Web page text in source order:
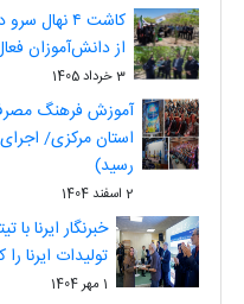
کاشت ۴
از دانش‌آموزان
3 خرداد 1405
آموزش فرهنگ
استان مرکزی/
رسید)
2 اسفند 1404
خبرنگار ایرنا با
تولیدات ایرنا
1 مهر 1404